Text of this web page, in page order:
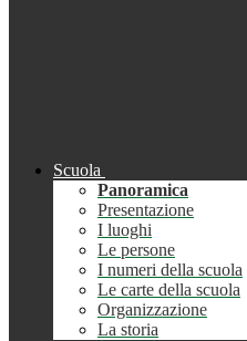
Scuola
Panoramica
Presentazione
I luoghi
Le persone
I numeri della scuola
Le carte della scuola
Organizzazione
La storia